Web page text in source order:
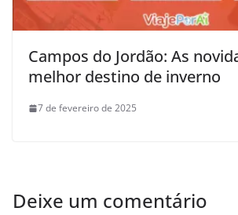
Campos do Jordão: As
melhor destino de inverno
7 de fevereiro de 2025
Deixe um comentário